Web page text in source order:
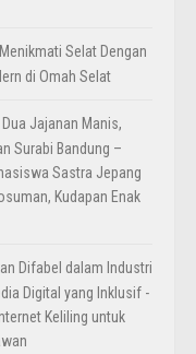
Menikmati Selat Dengan
di Omah Selat
Jajanan Manis,
Surabi Bandung –
Sastra Jepang
Kudapan Enak
Difabel dalam Industri
Digital yang Inklusif -
Keliling untuk